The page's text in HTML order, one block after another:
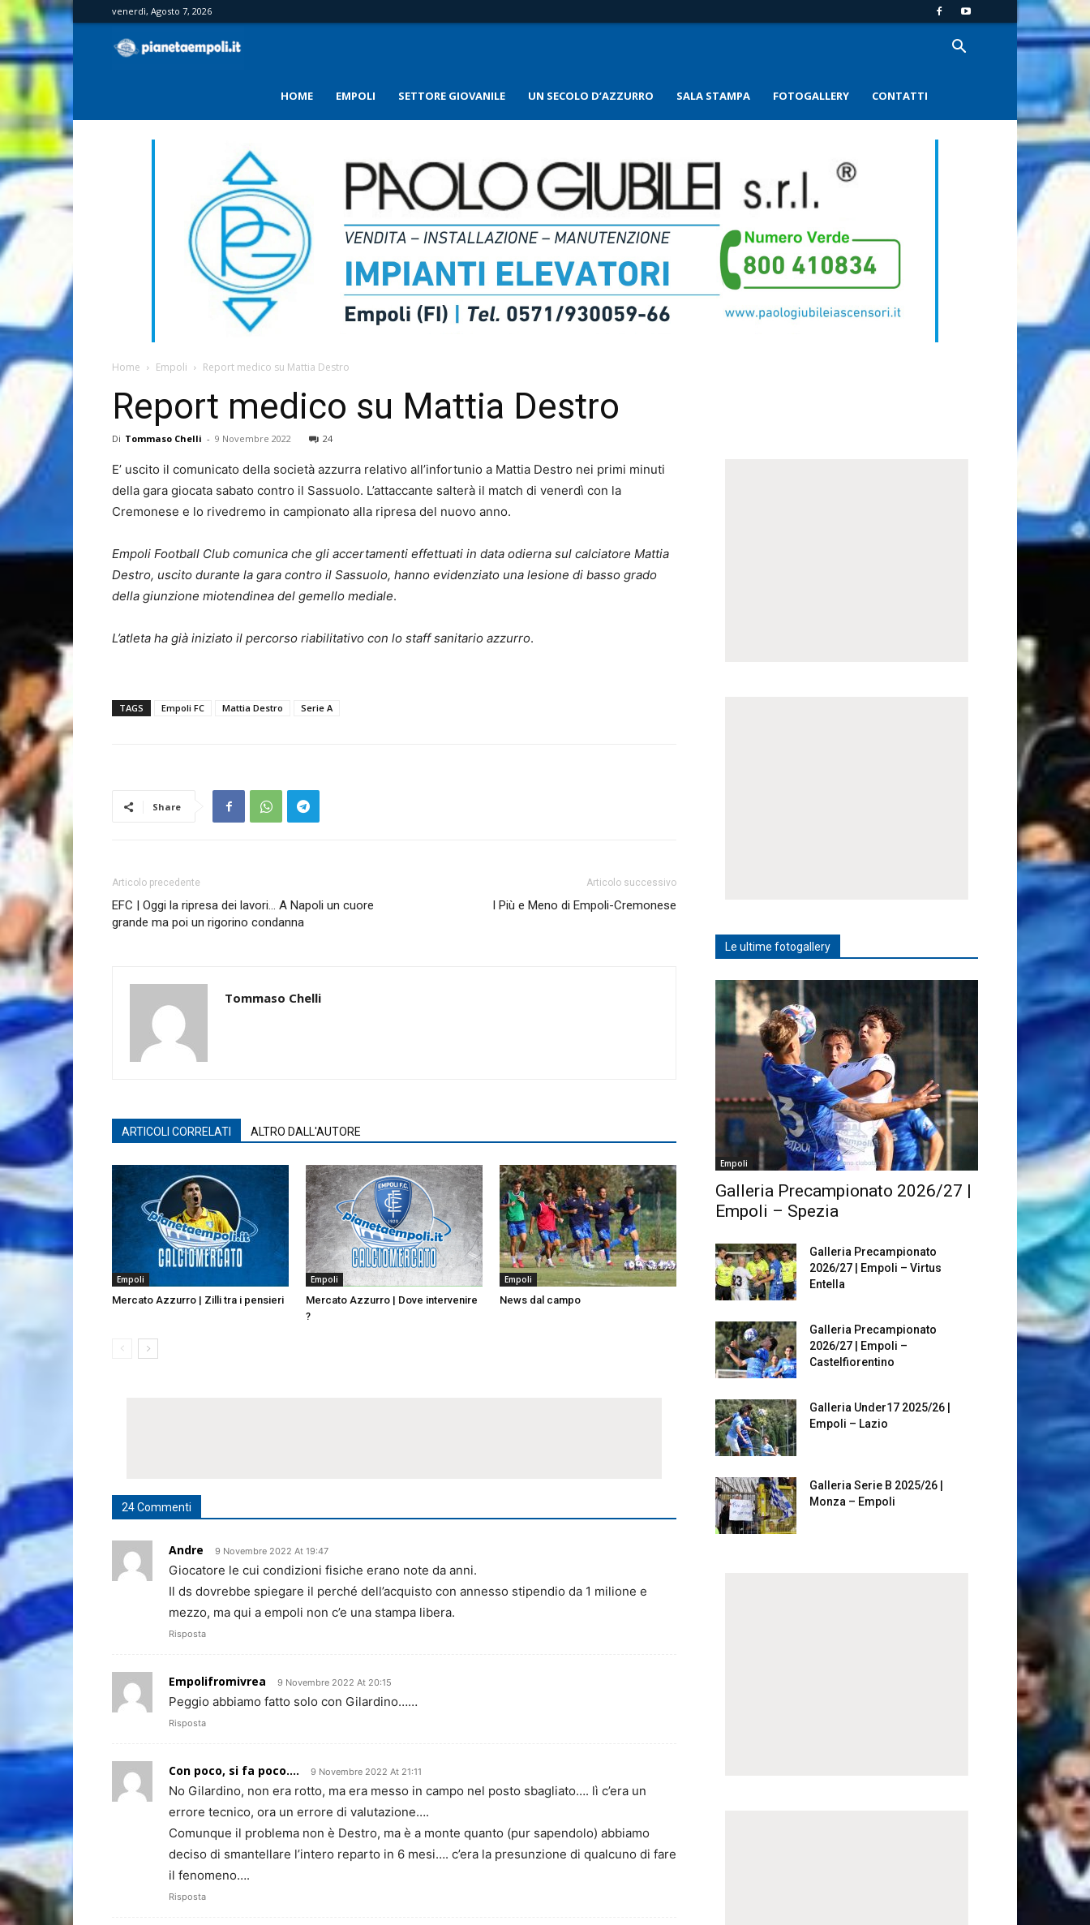
venerdì, Agosto 7, 2026
HOME EMPOLI SETTORE GIOVANILE UN SECOLO D’AZZURRO SALA STAMPA FOTOGALLERY CONTATTI
Home Empoli Report medico su Mattia Destro
Report medico su Mattia Destro
Di Tommaso Chelli - 9 Novembre 2022 24
E’ uscito il comunicato della società azzurra relativo all’infortunio a Mattia Destro nei primi minuti
della gara giocata sabato contro il Sassuolo. L’attaccante salterà il match di venerdì con la
Cremonese e lo rivedremo in campionato alla ripresa del nuovo anno.
Empoli Football Club comunica che gli accertamenti effettuati in data odierna sul calciatore Mattia
Destro, uscito durante la gara contro il Sassuolo, hanno evidenziato una lesione di basso grado
della giunzione miotendinea del gemello mediale.
L’atleta ha già iniziato il percorso riabilitativo con lo staff sanitario azzurro.
TAGS Empoli FC Mattia Destro Serie A
Share
Articolo precedente
EFC | Oggi la ripresa dei lavori… A Napoli un cuore
grande ma poi un rigorino condanna
Articolo successivo
I Più e Meno di Empoli-Cremonese
Tommaso Chelli
ARTICOLI CORRELATI ALTRO DALL'AUTORE
Empoli
Mercato Azzurro | Zilli tra i pensieri
Empoli
Mercato Azzurro | Dove intervenire
?
Empoli
News dal campo
24 Commenti
Andre 9 Novembre 2022 At 19:47
Giocatore le cui condizioni fisiche erano note da anni.
Il ds dovrebbe spiegare il perché dell’acquisto con annesso stipendio da 1 milione e
mezzo, ma qui a empoli non c’e una stampa libera.
Risposta
Empolifromivrea 9 Novembre 2022 At 20:15
Peggio abbiamo fatto solo con Gilardino……
Risposta
Con poco, si fa poco.... 9 Novembre 2022 At 21:11
No Gilardino, non era rotto, ma era messo in campo nel posto sbagliato…. lì c’era un
errore tecnico, ora un errore di valutazione….
Comunque il problema non è Destro, ma è a monte quanto (pur sapendolo) abbiamo
deciso di smantellare l’intero reparto in 6 mesi…. c’era la presunzione di qualcuno di fare
il fenomeno….
Risposta
Le ultime fotogallery
Empoli
Galleria Precampionato 2026/27 |
Empoli – Spezia
Galleria Precampionato
2026/27 | Empoli – Virtus
Entella
Galleria Precampionato
2026/27 | Empoli –
Castelfiorentino
Galleria Under17 2025/26 |
Empoli – Lazio
Galleria Serie B 2025/26 |
Monza – Empoli